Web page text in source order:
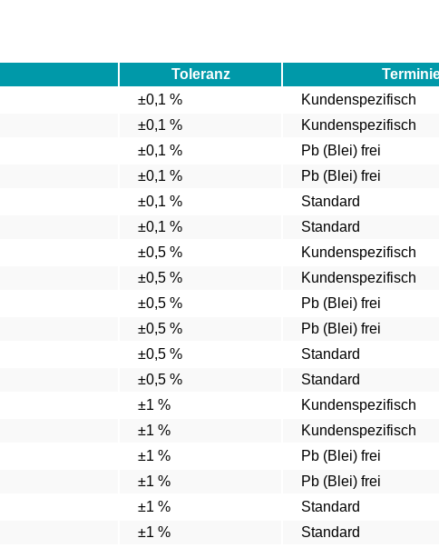
Toleranz
±0,1 % Kundenspezifisch
±0,1 % Kundenspezifisch
±0,1 % Pb (Blei) frei
±0,1 % Pb (Blei) frei
±0,1 % Standard
±0,1 % Standard
±0,5 % Kundenspezifisch
±0,5 % Kundenspezifisch
±0,5 % Pb (Blei) frei
±0,5 % Pb (Blei) frei
±0,5 % Standard
±0,5 % Standard
±1 % Kundenspezifisch
±1 % Kundenspezifisch
±1 % Pb (Blei) frei
±1 % Pb (Blei) frei
±1 % Standard
±1 % Standard